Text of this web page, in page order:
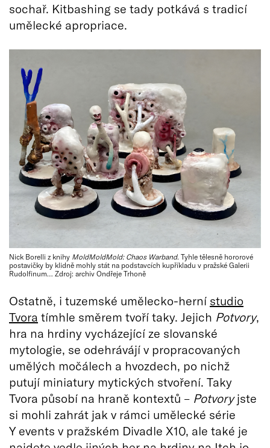
sochař. Kitbashing se tady potkává s tradicí
umělecké apropriace.
Nick Borelli z knihy MoldMoldMold: Chaos Warband. Tyhle tělesně hororové
postavičky by klidně mohly stát na podstavcích kupříkladu v pražské Galerii
Rudolfinum… Zdroj: archiv Ondřeje Trhoně
Ostatně, i tuzemské umělecko-herní studio
Tvora tímhle směrem tvoří taky. Jejich Potvory,
hra na hrdiny vycházející ze slovanské
mytologie, se odehrávájí v propracovaných
umělých močálech a hvozdech, po nichž
putují miniatury mytických stvoření. Taky
Tvora působí na hraně kontextů – Potvoryjste
si mohli zahrát jak v rámci umělecké série
Y events v pražském Divadle X10, ale také je